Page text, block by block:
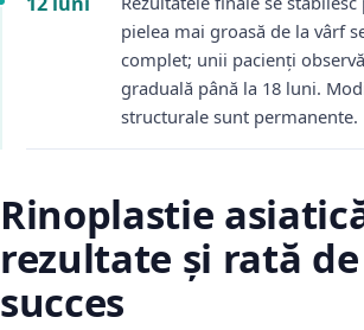
pielea mai groasă de la vârf
complet; unii pacienți
graduală până la 18 luni.
structurale sunt permanente.
Rinoplastie
rezultate și rată de
succes